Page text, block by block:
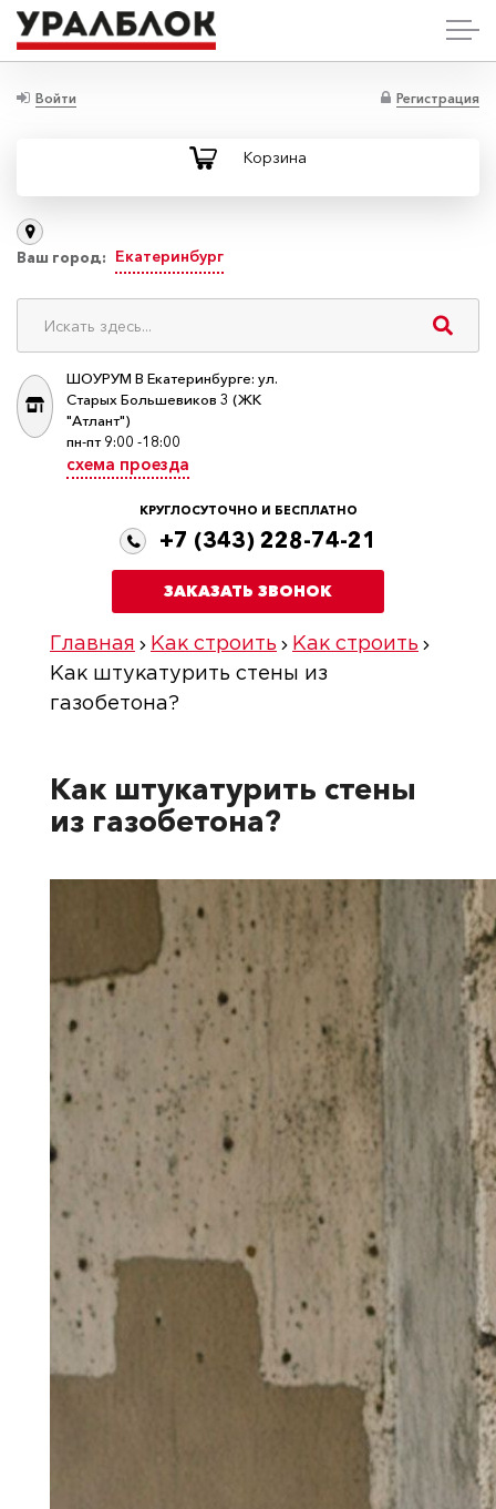
Войти Регистрация
Корзина
Ваш город: Екатеринбург
ШОУРУМ В Екатеринбурге: ул.
Старых Большевиков 3 (ЖК
"Атлант")
пн-пт 9:00 -18:00
схема проезда
КРУГЛОСУТОЧНО И БЕСПЛАТНО
+7 (343) 228-74-21
ЗАКАЗАТЬ ЗВОНОК
Главная Как строить
Как строить
Как штукатурить стены из
газобетона?
Как штукатурить стены
из газобетона?